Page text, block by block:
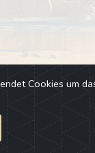
Cookies um